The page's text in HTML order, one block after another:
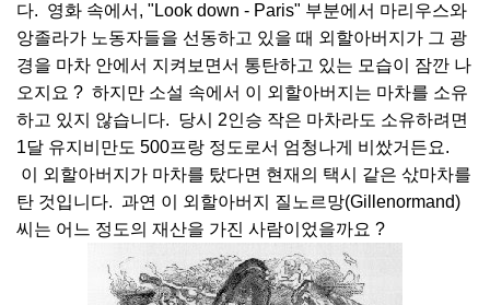
다. 영화 속에서, "Look down - Paris" 부분에서 마리우스와
앙졸라가 노동자들을 선동하고 있을 때 외할아버지가 그 광
경을 마차 안에서 지켜보면서 통탄하고 있는 모습이 잠깐 나
오지요 ? 하지만 소설 속에서 이 외할아버지는 마차를 소유
하고 있지 않습니다. 당시 2인승 작은 마차라도 소유하려면
1달 유지비만도 500프랑 정도로서 엄청나게 비쌌거든요.
이 외할아버지가 마차를 탔다면 현재의 택시 같은 삯마차를
탄 것입니다. 과연 이 외할아버지 질노르망(Gillenormand)
씨는 어느 정도의 재산을 가진 사람이었을까요 ?